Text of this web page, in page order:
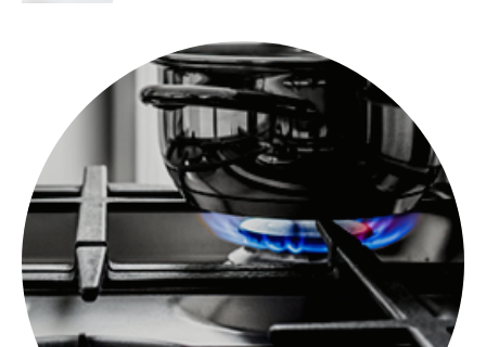
était :
699,00 €.
est :
499,00 €.